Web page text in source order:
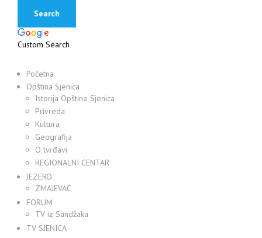
Custom Search
Početna
Opština Sjenica
Istorija Opštine Sjenica
Privreda
Kultura
Geografija
O tvrđavi
REGIONALNI CENTAR
JEZERO
ZMAJEVAC
FORUM
TV iz Sandžaka
TV SJENICA